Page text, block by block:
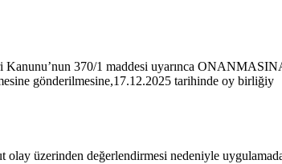
370/1 maddesi uyarınca
gönderilmesine,17.12.2025 tarihinde oy birliğiy
olay üzerinden değerlendirmesi nedeniyle